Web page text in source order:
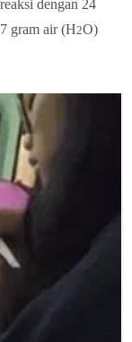
dengan 24
gram air (H2O)